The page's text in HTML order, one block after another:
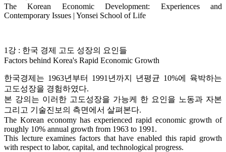
The Korean Economic Development: Experiences and
Contemporary Issues | Yonsei School of Life
1강 : 한국 경제 고도 성장의 요인들
Factors behind Korea's Rapid Economic Growth
한국경제는 1963년부터 1991년까지 년평균 10%에 육박하는
고도성장을 경험하였다.
본 강의는 이러한 고도성장을 가능케 한 요인을 노동과 자본
그리고 기술진보의 측면에서 살펴본다.
The Korean economy has experienced rapid economic growth of
roughly 10% annual growth from 1963 to 1991.
This lecture examines factors that have enabled this rapid growth
with respect to labor, capital, and technological progress.